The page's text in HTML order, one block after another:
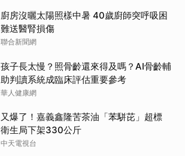
廚房沒曬太陽照樣中暑 40歲廚師突呼吸困
難送醫腎損傷
聯合新聞網
孩子長太慢？照骨齡還來得及嗎？AI骨齡輔
助判讀系統成臨床評估重要參考
華人健康網
又爆了！嘉義鑫隆苦茶油「苯駢芘」超標
衛生局下架330公斤
中天電視台